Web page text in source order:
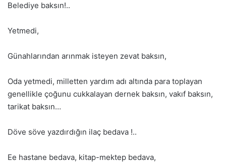
Belediye baksın!..
Yetmedi,
Günahlarından arınmak isteyen zevat baksın,
Oda yetmedi, milletten yardım adı altında para toplayan
genellikle çoğunu cukkalayan dernek baksın, vakıf baksın,
tarikat baksın…
Döve söve yazdırdığın ilaç bedava !..
Ee hastane bedava, kitap-mektep bedava,